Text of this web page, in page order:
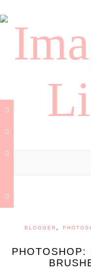
BLOGGER ,
PHOTOSHOP: